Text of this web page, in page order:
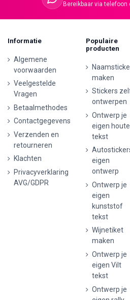
Bereikbaar via telefoon
Informatie
Algemene
voorwaarden
Veelgestelde
Vragen
Betaalmethodes
Contactgegevens
Verzenden en
retourneren
Klachten
Privacyverklaring
AVG/GDPR
Populaire
producten
maken
Stickers
ontwerpen
Ontwerp je
eigen
tekst
eigen
ontwerp
Ontwerp je
eigen
kunststof
tekst
Wijnetiket
maken
Ontwerp je
eigen Vilt
tekst
Ontwerp je